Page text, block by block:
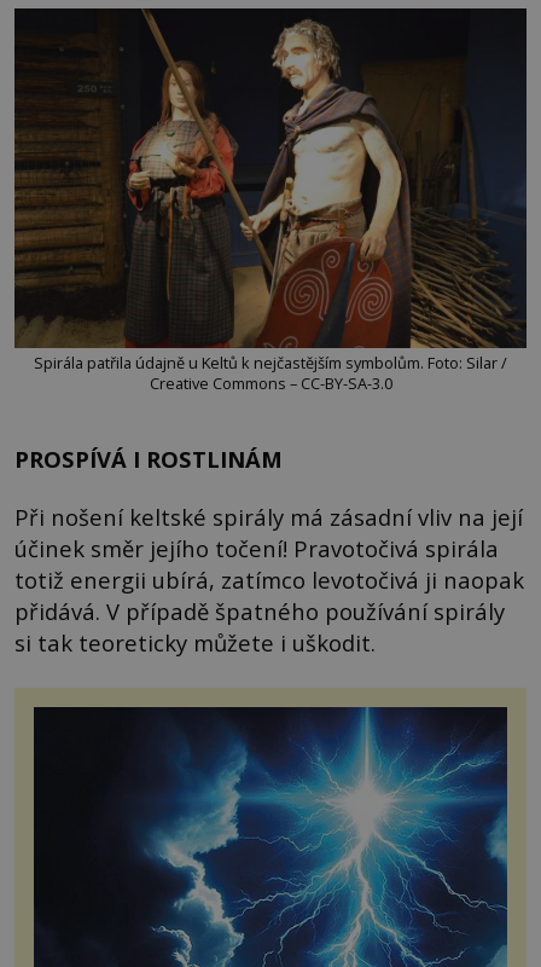
Spirála patřila údajně u Keltů k nejčastějším symbolům. Foto: Silar /
Creative Commons – CC-BY-SA-3.0
PROSPÍVÁ I ROSTLINÁM
Při nošení keltské spirály má zásadní vliv na její
účinek směr jejího točení! Pravotočivá spirála
totiž energii ubírá, zatímco levotočivá ji naopak
přidává. V případě špatného používání spirály
si tak teoreticky můžete i uškodit.